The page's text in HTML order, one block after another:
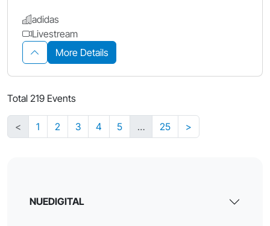
adidas
Livestream
More Details
Total 219 Events
< 1 2 3 4 5 … 25 >
NUEDIGITAL